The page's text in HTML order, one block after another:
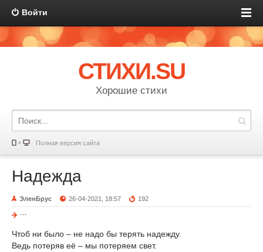
Войти
СТИХИ.SU
Хорошие стихи
Полная версия сайта
Надежда
ЭленБрус 26-04-2021, 18:57 192
---
Чтоб ни было – не надо бы терять надежду.
Ведь потеряв её – мы потеряем свет.